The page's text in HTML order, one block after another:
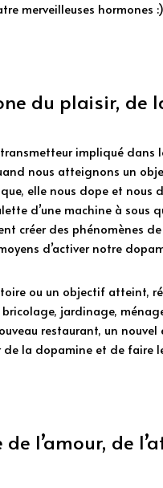
merveilleuses hormones
du plaisir,
impliqué dans
nous atteignons un
elle nous dope et nous
d’une machine à
créer des phénomènes
d’activer notre
ou un objectif atteint,
jardinage,
restaurant, un
la dopamine et de faire
de l’amour, de